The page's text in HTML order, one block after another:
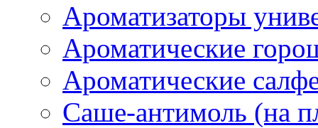
Ароматизаторы
Ароматические
Ароматические
Саше-антимоль (на